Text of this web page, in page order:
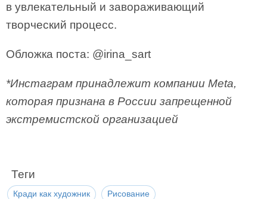
в увлекательный и завораживающий
творческий процесс.
Обложка поста: @irina_sart
*Инстаграм принадлежит компании Meta,
которая признана в России запрещенной
экстремистской организацией
Теги
Кради как художник Рисование